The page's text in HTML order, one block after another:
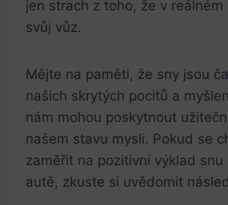
jen strach z toho, že v
svůj vůz.
Mějte na paměti, že ⁣sny jsou⁢
našich skrytých pocitů a
nám mohou poskytnout‌
našem stavu mysli. Pokud se
zaměřit na pozitivní výklad snu
autě, zkuste si uvědomit